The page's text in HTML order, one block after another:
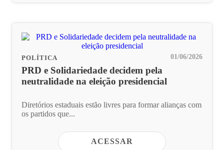
POLÍTICA 01/06/2026
PRD e Solidariedade decidem pela
neutralidade na eleição presidencial
Diretórios estaduais estão livres para formar alianças com
os partidos que...
ACESSAR